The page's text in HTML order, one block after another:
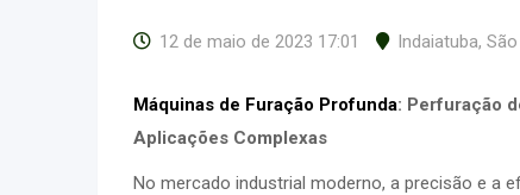
12 de maio de 2023 17:01 Indaiatuba,
Máquinas de Furação Profunda: Perfuração
Aplicações Complexas
No mercado industrial moderno, a precisão e a